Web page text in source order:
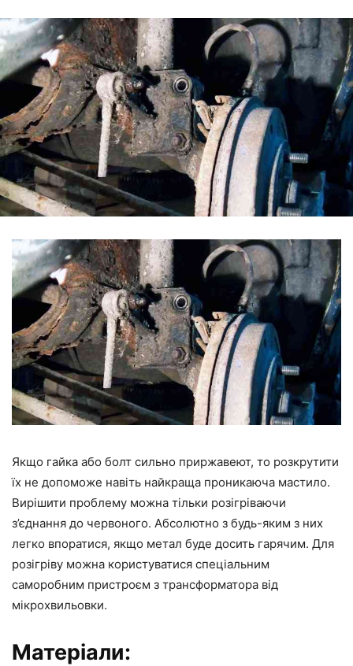
Якщо гайка або болт сильно приржавеют, то розкрутити
їх не допоможе навіть найкраща проникаюча мастило.
Вирішити проблему можна тільки розігріваючи
з’єднання до червоного. Абсолютно з будь-яким з них
легко впоратися, якщо метал буде досить гарячим. Для
розігріву можна користуватися спеціальним
саморобним пристроєм з трансформатора від
мікрохвильовки.
Матеріали: